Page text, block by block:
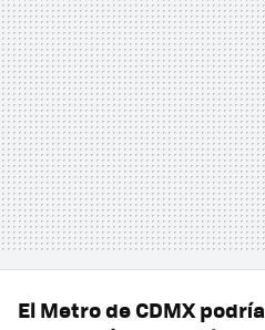
El Metro de CDMX podría